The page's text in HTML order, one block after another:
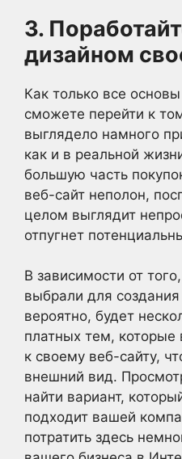
3.
дизайном
Как только все
сможете перейти к
выглядело намного
как и в реальной
большую часть
веб-сайт неполон,
целом выглядит
отпугнет
В зависимости от
выбрали для
вероятно, будет
платных тем,
к своему веб-сайту,
внешний вид.
найти вариант,
подходит вашей
потратить здесь